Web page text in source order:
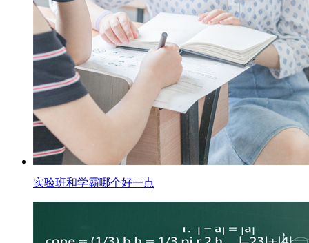
实验班和学霸哪个好一点